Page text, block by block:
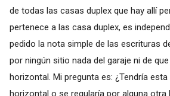
de todas las casas duplex que hay allí
pertenece a las casa duplex, es
pedido la nota simple de las escrituras
por ningún sitio nada del garaje ni de
horizontal. Mi pregunta es: ¿Tendría
horizontal o se regularía por alguna otra